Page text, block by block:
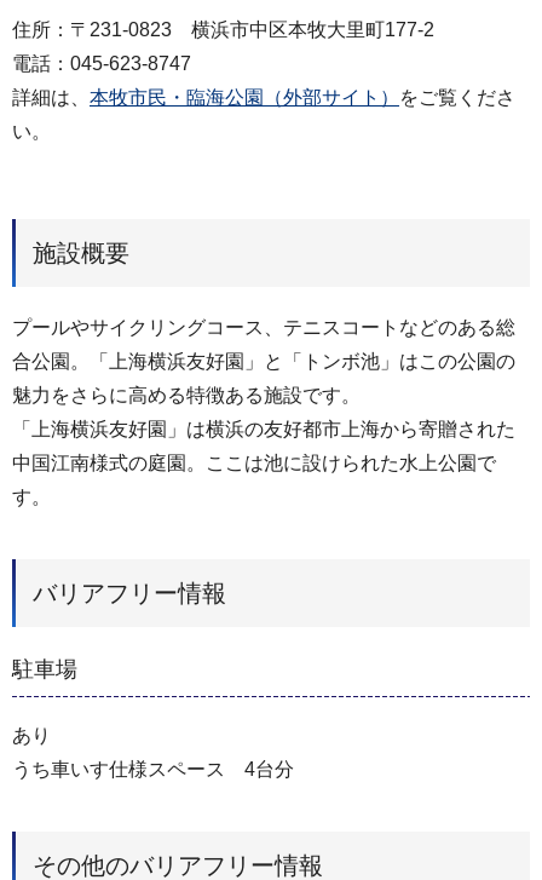
住所：〒231-0823 横浜市中区本牧大里町177-2
電話：045-623-8747
詳細は、 本牧市民・臨海公園（外部サイト）
をご覧くださ
い。
施設概要
プールやサイクリングコース、テニスコートなどのある総
合公園。「上海横浜友好園」と「トンボ池」はこの公園の
魅力をさらに高める特徴ある施設です。
「上海横浜友好園」は横浜の友好都市上海から寄贈された
中国江南様式の庭園。ここは池に設けられた水上公園で
す。
バリアフリー情報
駐車場
あり
うち車いす仕様スペース 4台分
その他のバリアフリー情報